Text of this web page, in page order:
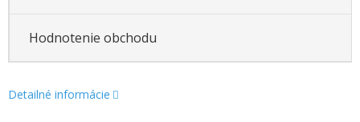
Hodnotenie obchodu
Detailné informácie